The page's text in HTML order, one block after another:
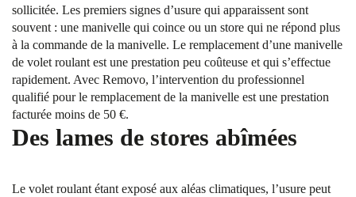
sollicitée. Les premiers signes d’usure qui apparaissent sont
souvent : une manivelle qui coince ou un store qui ne répond plus
à la commande de la manivelle. Le remplacement d’une manivelle
de volet roulant est une prestation peu coûteuse et qui s’effectue
rapidement. Avec Removo, l’intervention du professionnel
qualifié pour le remplacement de la manivelle est une prestation
facturée moins de 50 €.
Des lames de stores abîmées
Le volet roulant étant exposé aux aléas climatiques, l’usure peut